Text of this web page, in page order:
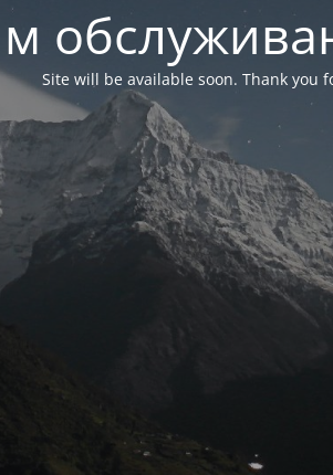
Site will be available soon. Thank you